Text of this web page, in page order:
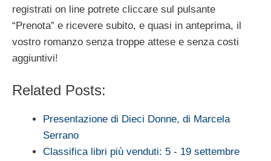
registrati on line potrete cliccare sul pulsante
“Prenota” e ricevere subito, e quasi in anteprima, il
vostro romanzo senza troppe attese e senza costi
aggiuntivi!
Related Posts:
Presentazione di Dieci Donne, di Marcela
Serrano
Classifica libri più venduti: 5 - 19 settembre